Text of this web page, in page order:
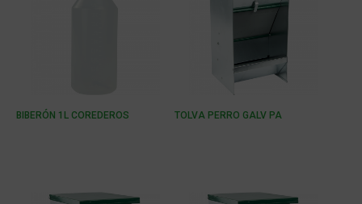
BIBERÓN 1L COREDEROS TOLVA PERRO GALV PA